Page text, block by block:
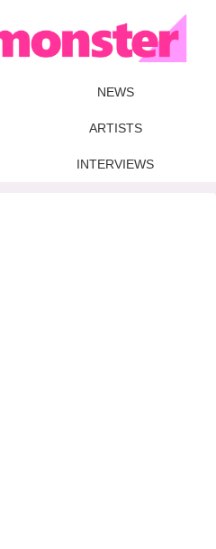
NEWS
ARTISTS
INTERVIEWS